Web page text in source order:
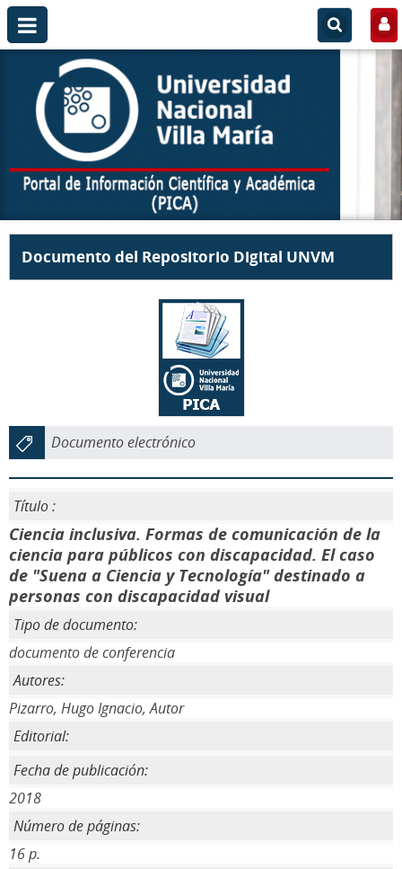
Documento del Repositorio Digital UNVM
Documento electrónico
Título :
Ciencia inclusiva. Formas de comunicación de la
ciencia para públicos con discapacidad. El caso
de "Suena a Ciencia y Tecnología" destinado a
personas con discapacidad visual
Tipo de documento:
documento de conferencia
Autores:
Pizarro, Hugo Ignacio, Autor
Editorial:
Fecha de publicación:
2018
Número de páginas:
16 p.